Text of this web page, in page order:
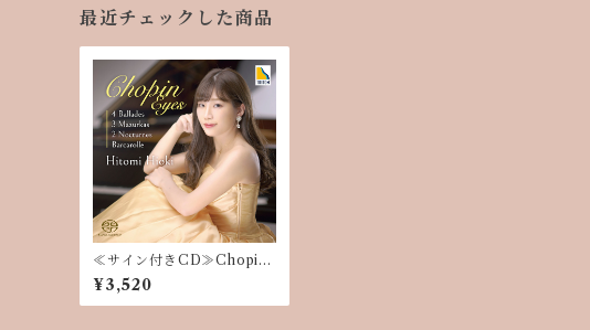
最近チェックした商品
≪サイン付きCD≫Chopin
Eyes-ショパン アイズ-
¥3,520